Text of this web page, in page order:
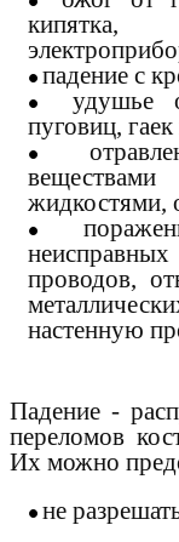
падение с
удушье
пуговиц,
жидкостями,
проводов,
настенную
Падение -
переломов
Их можно
не